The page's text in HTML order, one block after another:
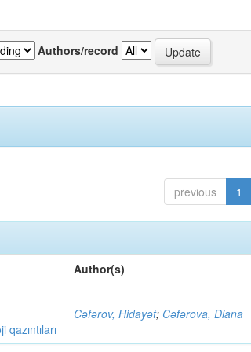
Authors/record
previous 1
Author(s)
Cəfərov, Hidayət; Cəfərova, Diana